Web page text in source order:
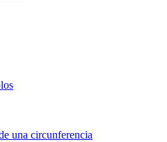
una circunferencia